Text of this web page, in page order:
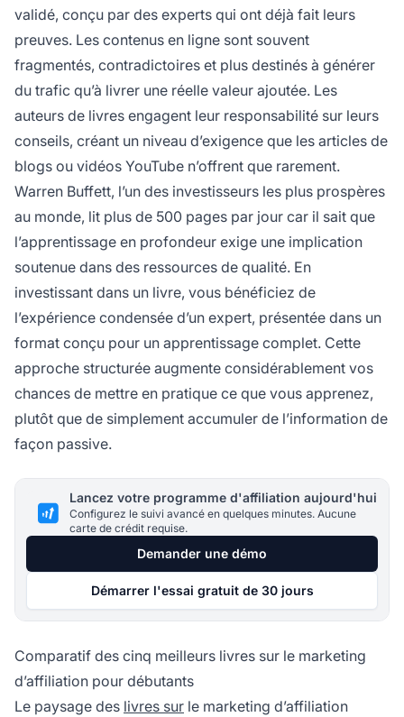
validé, conçu par des experts qui ont déjà fait leurs
preuves. Les contenus en ligne sont souvent
fragmentés, contradictoires et plus destinés à générer
du trafic qu’à livrer une réelle valeur ajoutée. Les
auteurs de livres engagent leur responsabilité sur leurs
conseils, créant un niveau d’exigence que les articles de
blogs ou vidéos YouTube n’offrent que rarement.
Warren Buffett, l’un des investisseurs les plus prospères
au monde, lit plus de 500 pages par jour car il sait que
l’apprentissage en profondeur exige une implication
soutenue dans des ressources de qualité. En
investissant dans un livre, vous bénéficiez de
l’expérience condensée d’un expert, présentée dans un
format conçu pour un apprentissage complet. Cette
approche structurée augmente considérablement vos
chances de mettre en pratique ce que vous apprenez,
plutôt que de simplement accumuler de l’information de
façon passive.
Lancez votre programme d'affiliation aujourd'hui
Configurez le suivi avancé en quelques minutes. Aucune
carte de crédit requise.
Demander une démo
Démarrer l'essai gratuit de 30 jours
Comparatif des cinq meilleurs livres sur le marketing
d’affiliation pour débutants
Le paysage des livres sur le marketing d’affiliation